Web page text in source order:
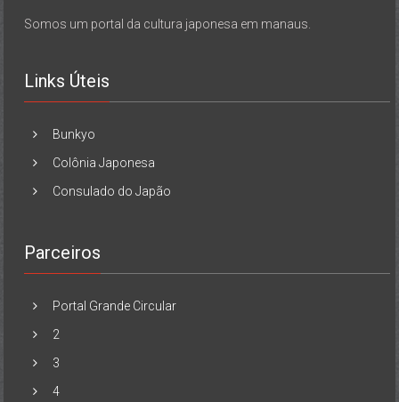
Somos um portal da cultura japonesa em manaus.
Links Úteis
Bunkyo
Colônia Japonesa
Consulado do Japão
Parceiros
Portal Grande Circular
2
3
4